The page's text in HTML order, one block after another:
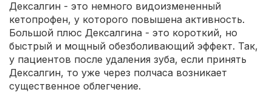
Дексалгин - это немного видоизмененный
кетопрофен, у которого повышена активность.
Большой плюс Дексалгина - это короткий, но
быстрый и мощный обезболивающий эффект. Так,
у пациентов после удаления зуба, если принять
Дексалгин, то уже через полчаса возникает
существенное облегчение.